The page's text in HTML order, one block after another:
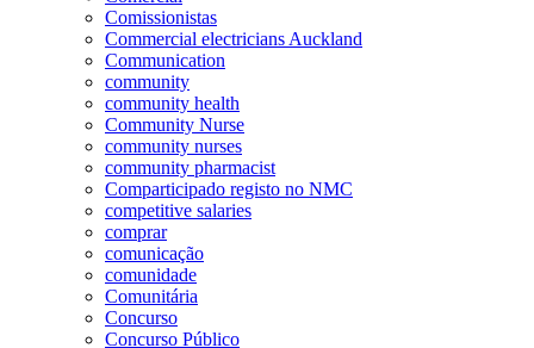
Comissionistas
Commercial electricians Auckland
Communication
community
community health
Community Nurse
community nurses
community pharmacist
Comparticipado registo no NMC
competitive salaries
comprar
comunicação
comunidade
Comunitária
Concurso
Concurso Público